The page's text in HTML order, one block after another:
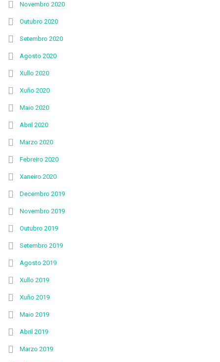
Novembro 2020
Outubro 2020
Setembro 2020
Agosto 2020
Xullo 2020
Xuño 2020
Maio 2020
Abril 2020
Marzo 2020
Febreiro 2020
Xaneiro 2020
Decembro 2019
Novembro 2019
Outubro 2019
Setembro 2019
Agosto 2019
Xullo 2019
Xuño 2019
Maio 2019
Abril 2019
Marzo 2019